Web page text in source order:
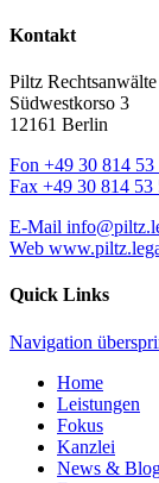
Kontakt
Piltz
Südwestkorso 3
12161 Berlin
Fon +49 30 814 53
Fax +49 30 814 53
E-Mail
Web
Quick Links
Navigation
Home
Leistungen
Fokus
Kanzlei
News &